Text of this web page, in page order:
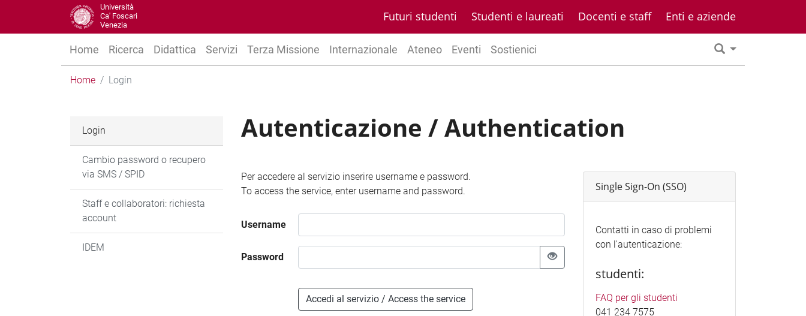
Università
Ca' Foscari
Venezia
Futuri studenti Studenti e laureati Docenti e staff Enti e aziende
Home Ricerca Didattica Servizi Terza Missione Internazionale Ateneo Eventi Sostienici
Home Login
Autenticazione / Authentication
Per accedere al servizio inserire username e password.
To access the service, enter username and password.
Username
Password
Accedi al servizio / Access the service
Single Sign-On (SSO)
Contatti in caso di problemi
con l'autenticazione:
studenti:
FAQ per gli studenti
041 234 7575
Login
Cambio password o recupero
via SMS / SPID
Staff e collaboratori: richiesta
account
IDEM